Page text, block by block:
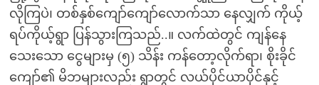
လိုကြပဲ၊ တစ်နှစ်ကျော်ကျော်လောက်သာ နေလျှက် ကိုယ့်
ရပ်ကိုယ့်ရွာ ပြန်သွားကြသည်..။ လက်ထဲတွင် ကျန်နေ
သေးသော ငွေများမှ (၅) သိန်း ကန်တော့လိုက်ရာ၊ စိုးခိုင်
ကျော်၏ မိဘများလည်း ရွာတွင် လယ်ပိုင်ယာပိုင်နှင့်